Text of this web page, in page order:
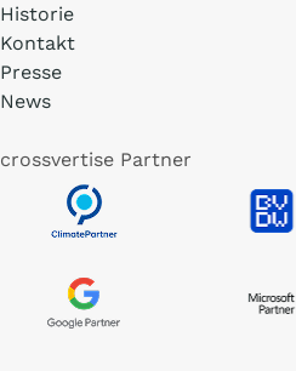
Historie
Kontakt
Presse
News
crossvertise Partner